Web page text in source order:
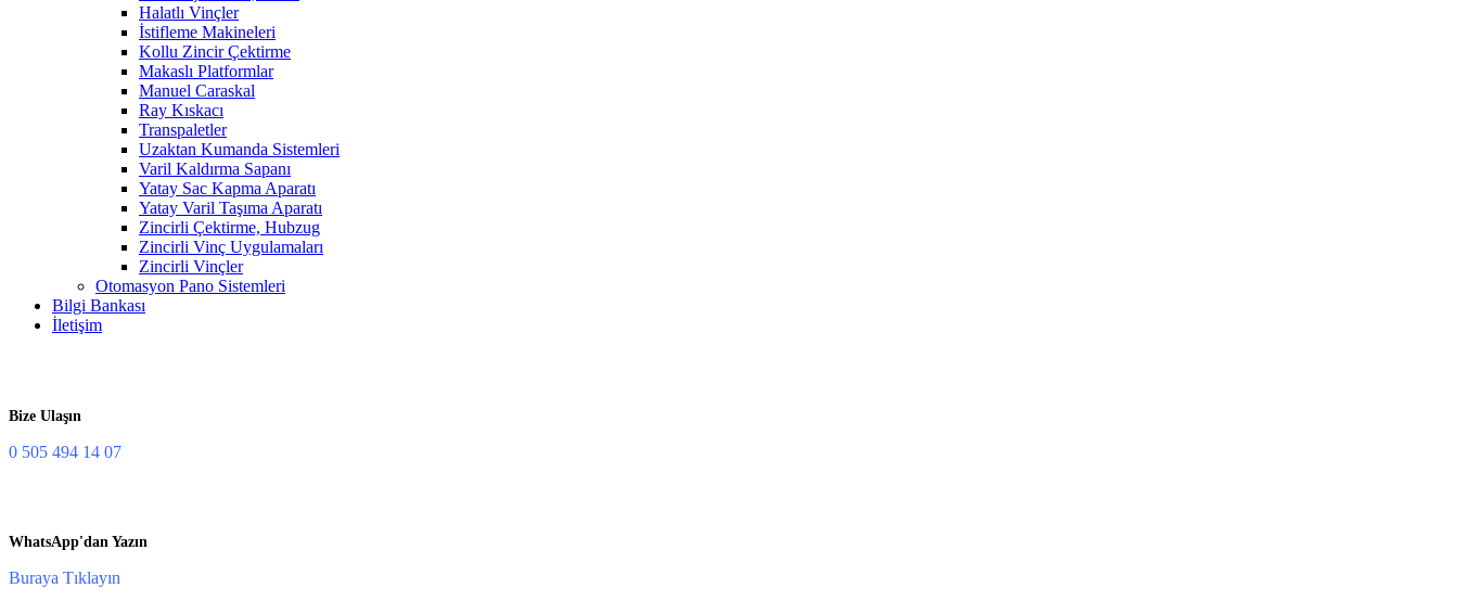
Halatlı Vinçler
İstifleme Makineleri
Kollu Zincir Çektirme
Makaslı Platformlar
Manuel Caraskal
Ray Kıskacı
Transpaletler
Uzaktan Kumanda Sistemleri
Varil Kaldırma Sapanı
Yatay Sac Kapma Aparatı
Yatay Varil Taşıma Aparatı
Zincirli Çektirme, Hubzug
Zincirli Vinç Uygulamaları
Zincirli Vinçler
Otomasyon Pano Sistemleri
Bilgi Bankası
İletişim
Bize Ulaşın
0 505 494 14 07
WhatsApp'dan Yazın
Buraya Tıklayın